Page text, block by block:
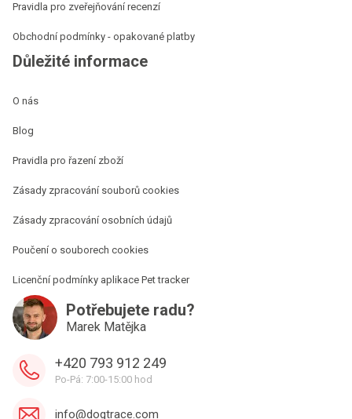
Pravidla pro zveřejňování recenzí
Obchodní podmínky - opakované platby
Důležité informace
O nás
Blog
Pravidla pro řazení zboží
Zásady zpracování souborů cookies
Zásady zpracování osobních údajů
Poučení o souborech cookies
Licenční podmínky aplikace Pet tracker
Potřebujete radu?
Marek Matějka
+420 793 912 249
Po-Pá: 7:00-15:00 hod
info@dogtrace.com